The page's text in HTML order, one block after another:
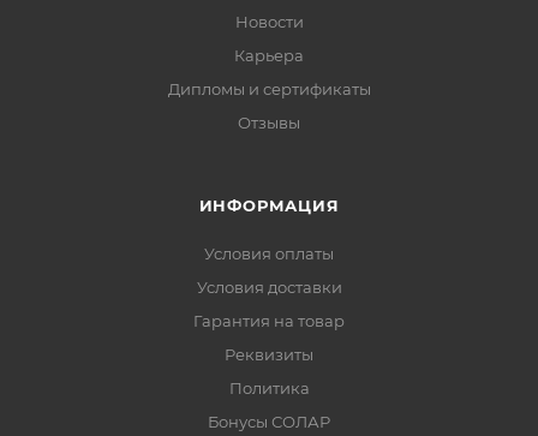
Новости
Карьера
Дипломы и сертификаты
Отзывы
ИНФОРМАЦИЯ
Условия оплаты
Условия доставки
Гарантия на товар
Реквизиты
Политика
Бонусы СОЛАР